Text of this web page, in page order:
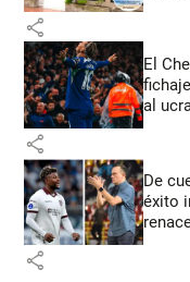
share
El
al
share
De
éxito
share